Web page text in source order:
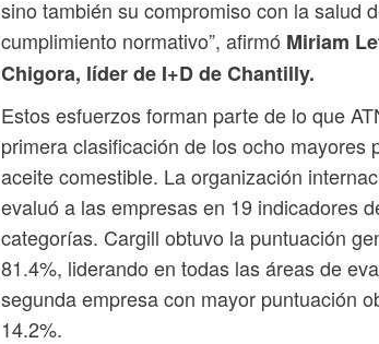
sino también su compromiso con la salud
cumplimiento normativo”, afirmó Miriam
Chigora, líder de I+D de Chantilly.
Estos esfuerzos forman parte de lo que
primera clasificación de los ocho mayores
aceite comestible. La organización
evaluó a las empresas en 19 indicadores
categorías. Cargill obtuvo la puntuación
81.4%, liderando en todas las áreas de
segunda empresa con mayor puntuación
14.2%.